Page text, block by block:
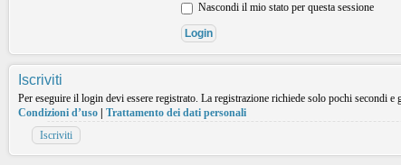
Nascondi il mio stato per questa sessione
Iscriviti
Per eseguire il login devi essere registrato. La registrazione richiede solo pochi secondi
Condizioni d’uso
Trattamento dei dati personali
Iscriviti